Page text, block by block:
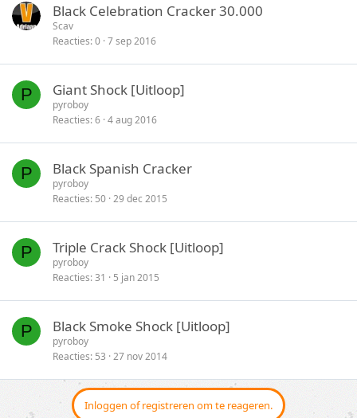
Black Celebration Cracker 30.000
Scav
Reacties 0 7 sep 2016
P Giant Shock [Uitloop]
pyroboy
Reacties 6 4 aug 2016
P Black Spanish Cracker
pyroboy
Reacties 50 29 dec 2015
P Triple Crack Shock [Uitloop]
pyroboy
Reacties 31 5 jan 2015
P Black Smoke Shock [Uitloop]
pyroboy
Reacties 53 27 nov 2014
Inloggen of registreren om te reageren.